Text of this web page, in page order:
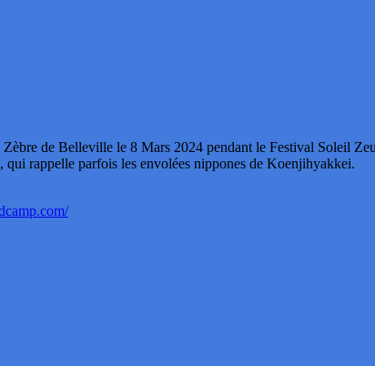
de Belleville le 8 Mars 2024 pendant le Festival Soleil
qui rappelle parfois les envolées nippones de Koenjihyakkei.